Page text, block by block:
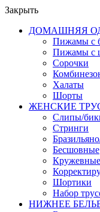
Закрыть
ДОМАШНЯЯ
Пижамы с
Пижамы с
Сорочки
Халаты
Шорты
ЖЕНСКИЕ
Слипы/
Стринги
Бесшовные
Кружевные
Шортики
Набор
НИЖНЕЕ